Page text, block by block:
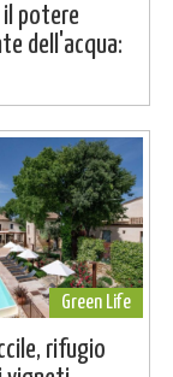
il potere
dell'acqua:
Green Life
rifugio